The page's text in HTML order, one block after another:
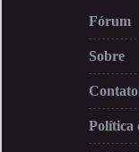
Fórum
Sobre
Contato
Política